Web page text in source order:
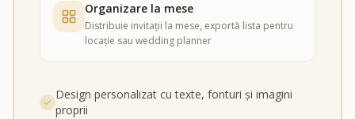
Organizare la mese
Distribuie invitații la mese, exportă lista pentru
locație sau wedding planner
Design personalizat cu texte, fonturi și imagini
proprii